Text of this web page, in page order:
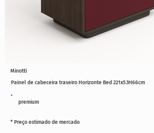
premium
Painel de cabeceira traseiro Horizonte Bed 221x53H66cm
* Preço estimado de mercado
Minotti